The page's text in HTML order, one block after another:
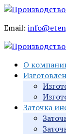
Email:
О
Заточка